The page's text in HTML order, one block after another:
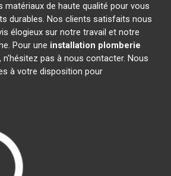
matériaux de haute qualité pour vous
durables. Nos clients satisfaits nous
élogieux sur notre travail et notre
Pour une installation plomberie
n'hésitez pas à nous contacter. Nous
à votre disposition pour